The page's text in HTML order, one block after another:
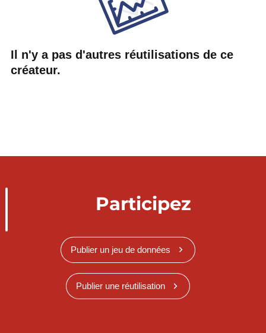
Il n'y a pas d'autres réutilisations de ce
créateur.
Participez
Publier un jeu de données
Publier une réutilisation